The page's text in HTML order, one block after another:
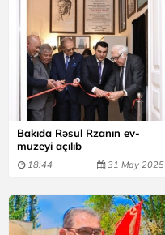
Bakıda Rəsul Rzanın ev-
muzeyi açılıb
18:44 31 May 2025